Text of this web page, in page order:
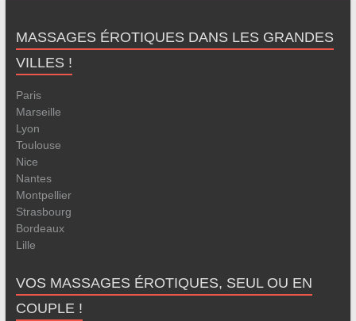
MASSAGES ÉROTIQUES DANS LES GRANDES
VILLES !
Paris
Marseille
Lyon
Toulouse
Nice
Nantes
Montpellier
Strasbourg
Bordeaux
Lille
VOS MASSAGES ÉROTIQUES, SEUL OU EN
COUPLE !